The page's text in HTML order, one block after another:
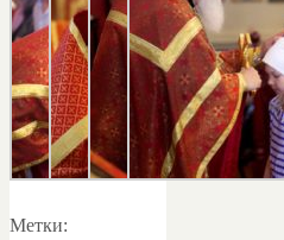
Метки: